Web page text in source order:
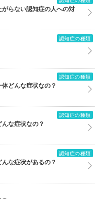
らない認知症の人への対
認知症の種類
認知症の種類
どんな症状なの？
認知症の種類
な症状なの？
認知症の種類
な症状があるの？